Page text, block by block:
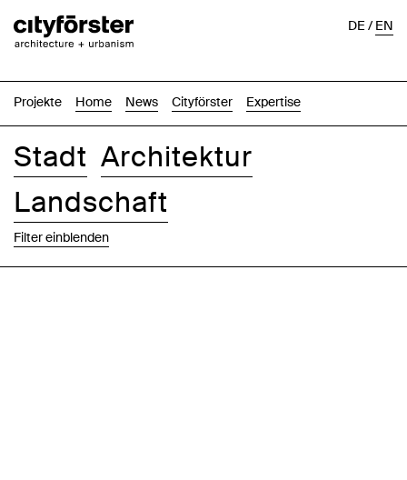
Projekte Home News Cityförster Expertise
DE/EN
Stadt Architektur
Landschaft
Filter einblenden